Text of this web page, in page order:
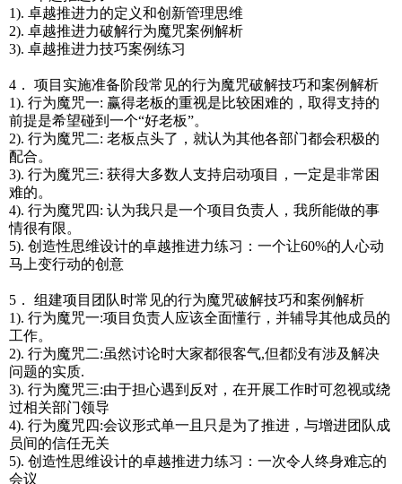
1). 卓越推进力的定义和创新管理思维
2). 卓越推进力破解行为魔咒案例解析
3). 卓越推进力技巧案例练习
4． 项目实施准备阶段常见的行为魔咒破解技巧和案例解析
1). 行为魔咒一: 赢得老板的重视是比较困难的，取得支持的
前提是希望碰到一个“好老板”。
2). 行为魔咒二: 老板点头了，就认为其他各部门都会积极的
配合。
3). 行为魔咒三: 获得大多数人支持启动项目，一定是非常困
难的。
4). 行为魔咒四: 认为我只是一个项目负责人，我所能做的事
情很有限。
5). 创造性思维设计的卓越推进力练习：一个让60%的人心动
马上变行动的创意
5． 组建项目团队时常见的行为魔咒破解技巧和案例解析
1). 行为魔咒一:项目负责人应该全面懂行，并辅导其他成员的
工作。
2). 行为魔咒二:虽然讨论时大家都很客气,但都没有涉及解决
问题的实质.
3). 行为魔咒三:由于担心遇到反对，在开展工作时可忽视或绕
过相关部门领导
4). 行为魔咒四:会议形式单一且只是为了推进，与增进团队成
员间的信任无关
5). 创造性思维设计的卓越推进力练习：一次令人终身难忘的
会议